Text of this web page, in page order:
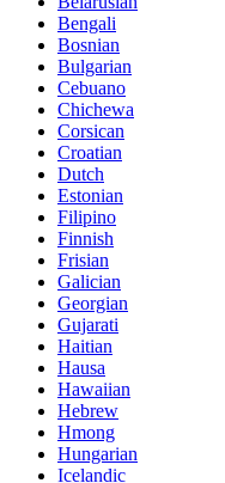
Bengali
Bosnian
Bulgarian
Cebuano
Chichewa
Corsican
Croatian
Dutch
Estonian
Filipino
Finnish
Frisian
Galician
Georgian
Gujarati
Haitian
Hausa
Hawaiian
Hebrew
Hmong
Hungarian
Icelandic